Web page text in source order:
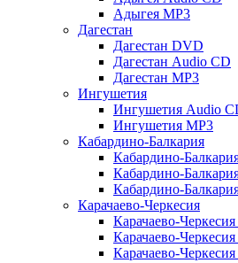
Адыгея MP3
Дагестан
Дагестан DVD
Дагестан Audio CD
Дагестан MP3
Ингушетия
Ингушетия Audio
Ингушетия MP3
Кабардино-Балкария
Кабардино-
Кабардино-
Кабардино-
Карачаево-Черкесия
Карачаево-
Карачаево-
Карачаево-